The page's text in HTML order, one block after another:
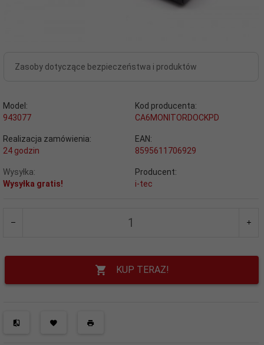
Zasoby dotyczące bezpieczeństwa i produktów
Model:
943077
Kod producenta:
CA6MONITORDOCKPD
Realizacja zamówienia:
24 godzin
EAN:
8595611706929
Wysyłka:
Wysyłka gratis!
Producent:
i-tec
KUP TERAZ!